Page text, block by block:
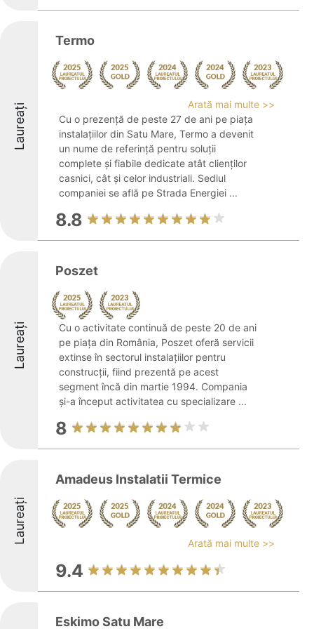
Laureați
Termo
Arată mai multe >>
Cu o prezență de peste 27 de ani pe piața
instalațiilor din Satu Mare, Termo a devenit
un nume de referință pentru soluții
complete și fiabile dedicate atât clienților
casnici, cât și celor industriali. Sediul
companiei se află pe Strada Energiei ...
8.8
Laureați
Poszet
Cu o activitate continuă de peste 20 de ani
pe piața din România, Poszet oferă servicii
extinse în sectorul instalațiilor pentru
construcții, fiind prezentă pe acest
segment încă din martie 1994. Compania
și-a început activitatea cu specializare ...
8
Laureați
Amadeus Instalatii Termice
Arată mai multe >>
9.4
Eskimo Satu Mare